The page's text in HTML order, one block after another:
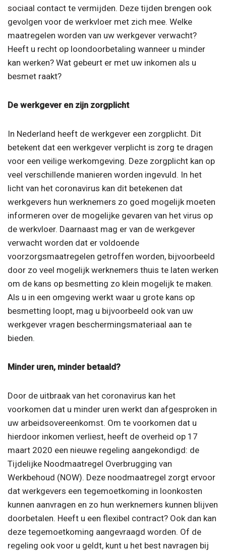
sociaal contact te vermijden. Deze tijden brengen ook
gevolgen voor de werkvloer met zich mee. Welke
maatregelen worden van uw werkgever verwacht?
Heeft u recht op loondoorbetaling wanneer u minder
kan werken? Wat gebeurt er met uw inkomen als u
besmet raakt?
De werkgever en zijn zorgplicht
In Nederland heeft de werkgever een zorgplicht. Dit
betekent dat een werkgever verplicht is zorg te dragen
voor een veilige werkomgeving. Deze zorgplicht kan op
veel verschillende manieren worden ingevuld. In het
licht van het coronavirus kan dit betekenen dat
werkgevers hun werknemers zo goed mogelijk moeten
informeren over de mogelijke gevaren van het virus op
de werkvloer. Daarnaast mag er van de werkgever
verwacht worden dat er voldoende
voorzorgsmaatregelen getroffen worden, bijvoorbeeld
door zo veel mogelijk werknemers thuis te laten werken
om de kans op besmetting zo klein mogelijk te maken.
Als u in een omgeving werkt waar u grote kans op
besmetting loopt, mag u bijvoorbeeld ook van uw
werkgever vragen beschermingsmateriaal aan te
bieden.
Minder uren, minder betaald?
Door de uitbraak van het coronavirus kan het
voorkomen dat u minder uren werkt dan afgesproken in
uw arbeidsovereenkomst. Om te voorkomen dat u
hierdoor inkomen verliest, heeft de overheid op 17
maart 2020 een nieuwe regeling aangekondigd: de
Tijdelijke Noodmaatregel Overbrugging van
Werkbehoud (NOW). Deze noodmaatregel zorgt ervoor
dat werkgevers een tegemoetkoming in loonkosten
kunnen aanvragen en zo hun werknemers kunnen blijven
doorbetalen. Heeft u een flexibel contract? Ook dan kan
deze tegemoetkoming aangevraagd worden. Of de
regeling ook voor u geldt, kunt u het best navragen bij